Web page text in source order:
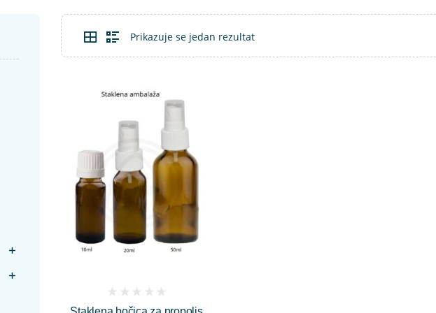
Prikazuje se jedan rezultat